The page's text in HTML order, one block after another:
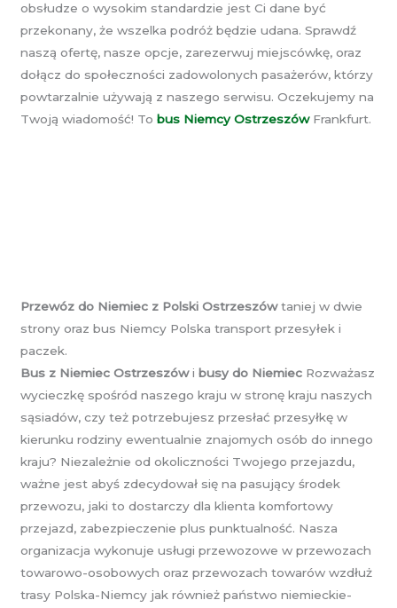
obsłudze o wysokim standardzie jest Ci dane być
przekonany, że wszelka podróż będzie udana. Sprawdź
naszą ofertę, nasze opcje, zarezerwuj miejscówkę, oraz
dołącz do społeczności zadowolonych pasażerów, którzy
powtarzalnie używają z naszego serwisu. Oczekujemy na
Twoją wiadomość! To bus Niemcy OstrzeszówFrankfurt.
Przewóz do Niemiec z Polski Ostrzeszówtaniej w dwie
strony oraz bus Niemcy Polska transport przesyłek i
paczek.
Bus z Niemiec Ostrzeszówi busy do Niemiec Rozważasz
wycieczkę spośród naszego kraju w stronę kraju naszych
sąsiadów, czy też potrzebujesz przesłać przesyłkę w
kierunku rodziny ewentualnie znajomych osób do innego
kraju? Niezależnie od okoliczności Twojego przejazdu,
ważne jest abyś zdecydował się na pasujący środek
przewozu, jaki to dostarczy dla klienta komfortowy
przejazd, zabezpieczenie plus punktualność. Nasza
organizacja wykonuje usługi przewozowe w przewozach
towarowo-osobowych oraz przewozach towarów wzdłuż
trasy Polska-Niemcy jak również państwo niemieckie-